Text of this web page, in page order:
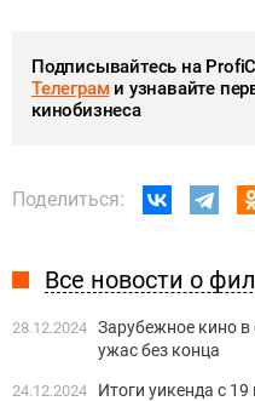
Подписывайтесь на
Телеграми узнавайте
кинобизнеса
Поделиться:
Все новости о
28.12.2024 Зарубежное кино в
ужас без конца
24.12.2024
Итоги уикенда с